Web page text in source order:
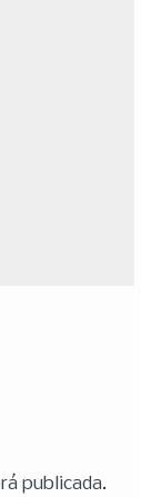
publicada.